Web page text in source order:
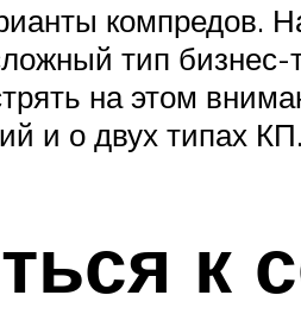
компредов.
тип бизнес-
на этом
и о двух типах КП.
к